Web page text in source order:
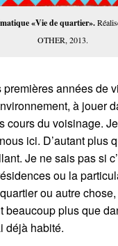
«Vie de quartier».
OTHER, 2013.
premières années de
à jouer
cours du voisinage.
ici. D’autant plus
Je ne sais pas si
ou la
ou autre
beaucoup plus que
déjà habité.